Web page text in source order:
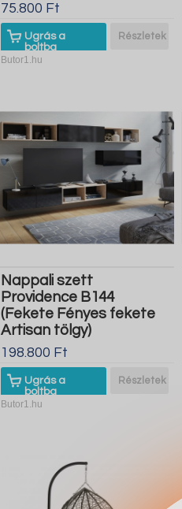
75.800 Ft
Ugrás a
boltba
Részletek
Butor1.hu
Nappali szett
Providence B144
(Fekete Fényes fekete
Artisan tölgy)
198.800 Ft
Ugrás a
boltba
Részletek
Butor1.hu